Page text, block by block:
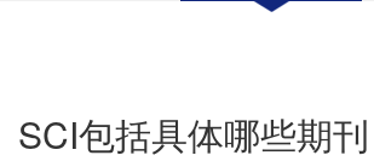
SCI包括具体哪些期刊